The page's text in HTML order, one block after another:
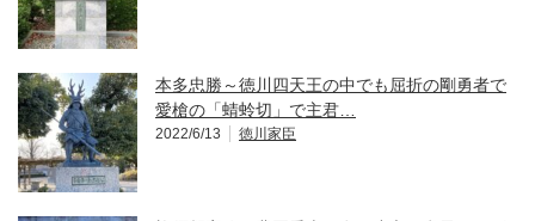
本多忠勝～徳川四天王の中でも屈折の剛勇者で
愛槍の「蜻蛉切」で主君…
2022/6/13 徳川家臣